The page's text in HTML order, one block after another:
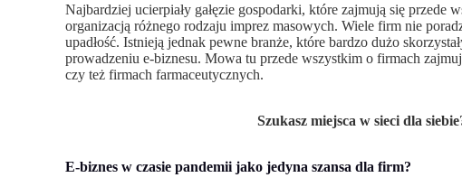
Najbardziej ucierpiały gałęzie gospodarki, które zajmują się przede
organizacją różnego rodzaju imprez masowych. Wiele firm nie
upadłość. Istnieją jednak pewne branże, które bardzo dużo
prowadzeniu e-biznesu. Mowa tu przede wszystkim o firmach
czy też firmach farmaceutycznych.
Szukasz miejsca w sieci dla
E-biznes w czasie pandemii jako jedyna szansa dla firm?